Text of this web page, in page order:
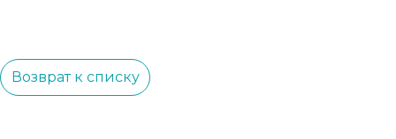
Возврат к списку